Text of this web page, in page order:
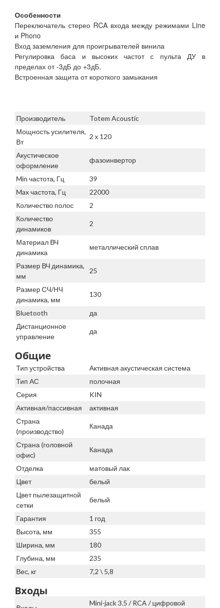
Особенности
Переключатель стерео RCA входа между режимами Line
и Phono
Вход заземления для проигрывателей винила
Регулировка баса и высоких частот с пульта ДУ в
пределах от -3дБ до +3дБ.
Встроенная защита от короткого замыкания
Производитель
Totem Acoustic
Мощность усилителя,
Вт
2 х 120
Акустическое
оформление
фазоинвертор
Min частота, Гц
39
Max частота, Гц
22000
Количество полос
2
Количество
динамиков
2
Материал ВЧ
динамика
металлический сплав
Размер ВЧ динамика,
мм
25
Размер СЧ/НЧ
динамика, мм
130
Bluetooth
да
Дистанционное
управление
да
Общие
Тип устройства
Активная акустическая система
Тип АС
полочная
Серия
KIN
Активная/пассивная
активная
Страна
(производство)
Канада
Страна (головной
офис)
Канада
Отделка
матовый лак
Цвет
белый
Цвет пылезащитной
сетки
белый
Гарантия
1 год
Высота, мм
355
Ширина, мм
180
Глубина, мм
235
Вес, кг
7,2 \ 5,8
Входы
Mini-jack 3.5 / RCA / цифровой